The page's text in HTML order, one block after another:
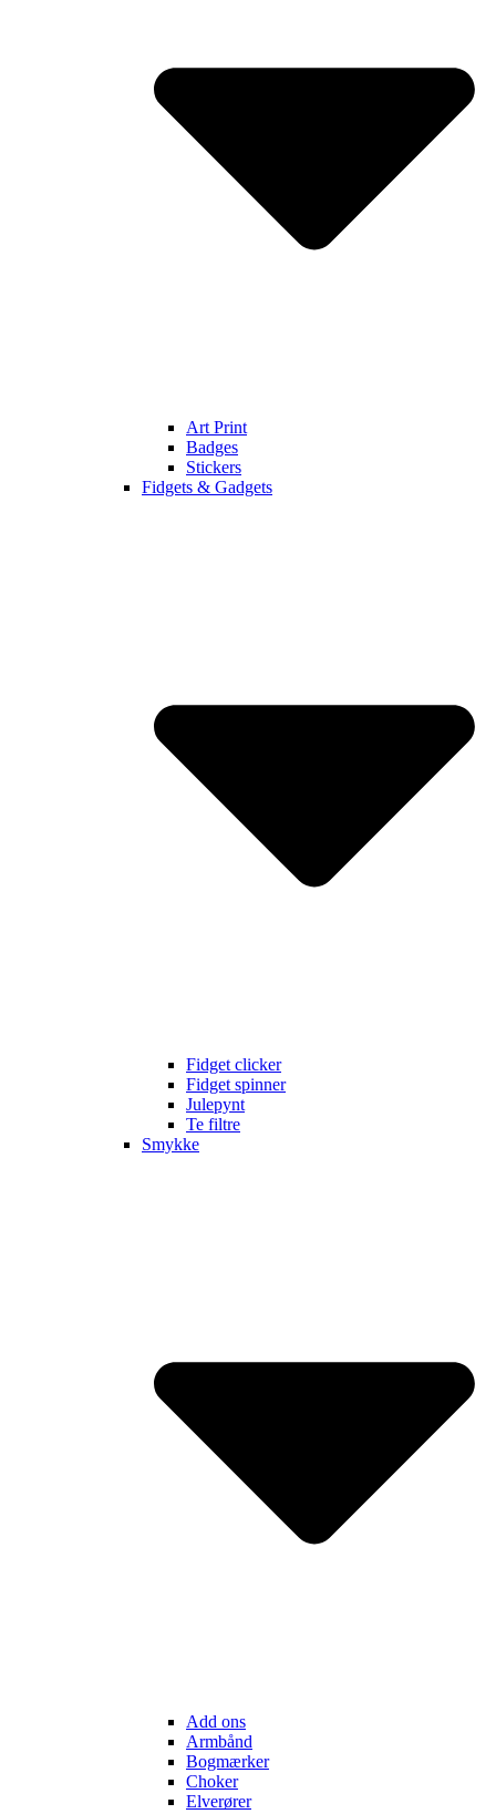
Art Print
Badges
Stickers
Fidgets & Gadgets
Fidget clicker
Fidget spinner
Julepynt
Te filtre
Smykke
Add ons
Armbånd
Bogmærker
Choker
Elverører